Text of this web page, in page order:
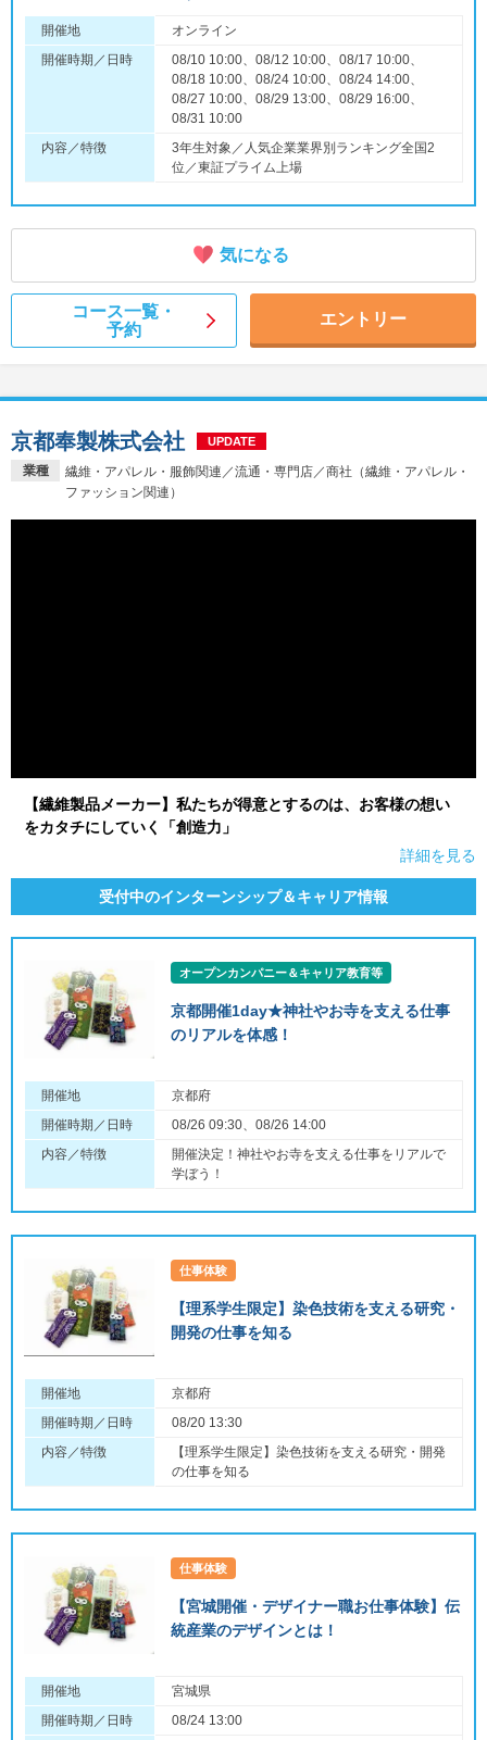
開催地
オンライン
開催時期／日時
08/10 10:00、08/12 10:00、08/17 10:00、
08/18 10:00、08/24 10:00、08/24 14:00、
08/27 10:00、08/29 13:00、08/29 16:00、
08/31 10:00
内容／特徴
3年生対象／人気企業業界別ランキング全国2
位／東証プライム上場
気になる
コース一覧・
予約
エントリー
業種
繊維・アパレル・服飾関連／流通・専門店／商社（繊維・アパレル・
ファッション関連）
京都奉製株式会社 UPDATE
【繊維製品メーカー】私たちが得意とするのは、お客様の想い
をカタチにしていく「創造力」
詳細を見る
受付中のインターンシップ＆キャリア情報
オープンカンパニー＆キャリア教育等
京都開催1day★神社やお寺を支える仕事
のリアルを体感！
開催地
京都府
開催時期／日時
08/26 09:30、08/26 14:00
内容／特徴
開催決定！神社やお寺を支える仕事をリアルで
学ぼう！
仕事体験
【理系学生限定】染色技術を支える研究・
開発の仕事を知る
開催地
京都府
開催時期／日時
08/20 13:30
内容／特徴
【理系学生限定】染色技術を支える研究・開発
の仕事を知る
仕事体験
【宮城開催・デザイナー職お仕事体験】伝
統産業のデザインとは！
開催地
宮城県
開催時期／日時
08/24 13:00